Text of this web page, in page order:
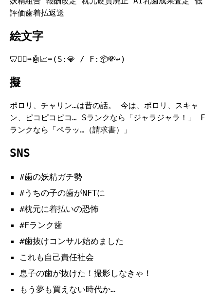
評価歯着払返送
絵文字
🦷🧚‍♀️➡️🤖📈➡️(S:💎 / F:📦💸↩️)
擬
ポロリ、チャリン…は昔の話。 今は、ポロリ、スキャ
ン、ピコピコピコ… Sランクなら「ジャラジャラ！」 F
ランクなら「ペラッ…（請求書）」
SNS
#歯の妖精ガチ勢
#うちの子の歯がNFTに
#枕元に着払いの恐怖
#Fランク歯
#歯抜けコンサル始めました
これも自己責任社会
息子の歯が抜けた！撮影しなきゃ！
もう夢も買えない時代か…